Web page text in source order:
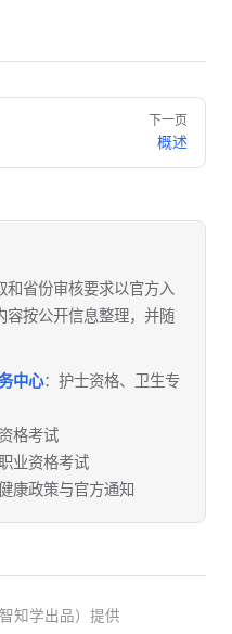
下一页
概述
和省份审核要求以官方入
容按公开信息整理，并随
中心：护士资格、卫生专
格考试
业资格考试
康政策与官方通知
智知学出品）提供